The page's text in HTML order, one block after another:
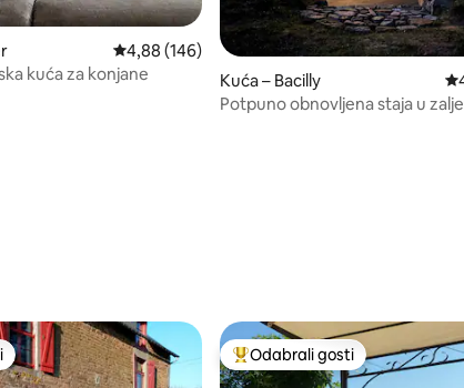
113
Prosječna ocjena: 4,88/5, recenzija: 146
4,88 (146)
kuća za konjane
Kuća – Bacilly
Potpuno obnovljena staja u
Među najviše rangiranima s
Odabrali gosti